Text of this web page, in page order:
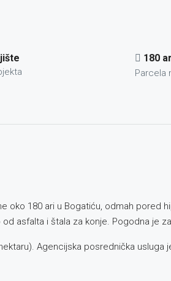
180
Parcela
oko 180 ari u Bogatiću, odmah pored
asfalta i štala za konje. Pogodna je
Agencijska posrednička usluga